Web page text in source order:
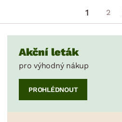
1 2
Akční leták
pro výhodný nákup
PROHLÉDNOUT